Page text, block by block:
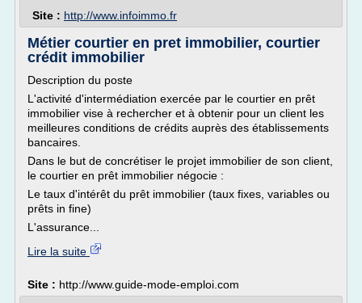
Site : http://www.infoimmo.fr
Métier courtier en pret immobilier, courtier
crédit immobilier
Description du poste
L'activité d'intermédiation exercée par le courtier en prêt
immobilier vise à rechercher et à obtenir pour un client les
meilleures conditions de crédits auprès des établissements
bancaires.
Dans le but de concrétiser le projet immobilier de son client,
le courtier en prêt immobilier négocie :
Le taux d'intérêt du prêt immobilier (taux fixes, variables ou
prêts in fine)
L'assurance...
Lire la suite
Site : http://www.guide-mode-emploi.com